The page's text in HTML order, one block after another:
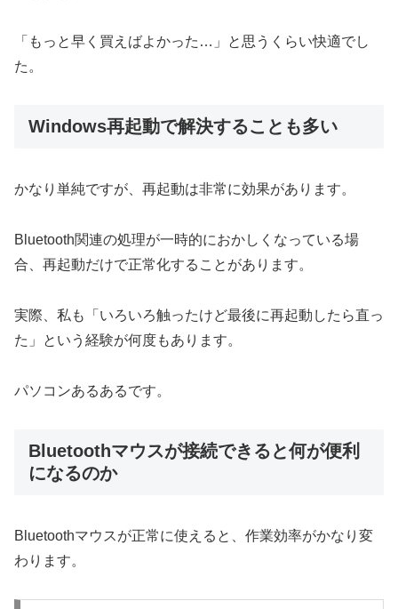
「もっと早く買えばよかった…」と思うくらい快適でし
た。
Windows再起動で解決することも多い
かなり単純ですが、再起動は非常に効果があります。
Bluetooth関連の処理が一時的におかしくなっている場
合、再起動だけで正常化することがあります。
実際、私も「いろいろ触ったけど最後に再起動したら直っ
た」という経験が何度もあります。
パソコンあるあるです。
Bluetoothマウスが接続できると何が便利
になるのか
Bluetoothマウスが正常に使えると、作業効率がかなり変
わります。